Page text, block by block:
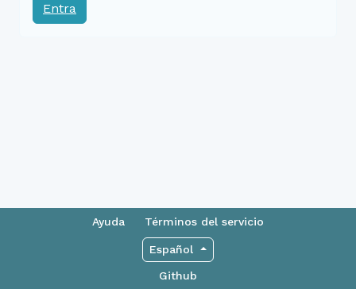
Entra
Ayuda Términos del servicio
Español
Github